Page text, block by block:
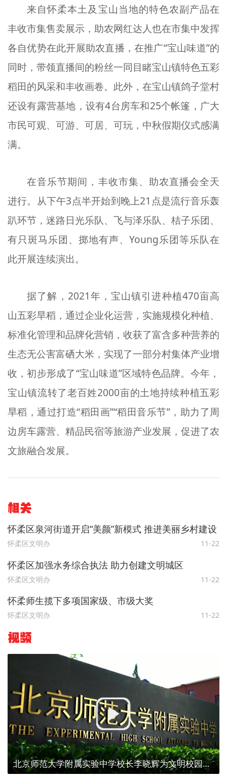
来自怀柔本土及宝山当地的特色农副产品在
丰收市集售卖展示，助农网红达人也在市集中发挥
各自优势在此开展助农直播，在推广“宝山味道”的
同时，带领直播间的粉丝一同目睹宝山镇特色五彩
稻田的风采和丰收画卷。此外，在宝山镇鸽子堂村
还设有露营基地，设有4台房车和25个帐篷，广大
市民可观、可游、可居、可玩，中秋假期仪式感满
满。
在音乐节期间，丰收市集、助农直播会全天
进行。从下午3点半开始到晚上21点是流行音乐轰
趴环节，迷路日光乐队、飞与泽乐队、桔子乐团、
有只斑马乐团、掷地有声、Young乐团等乐队在
此开展连续演出。
据了解，2021年，宝山镇引进种植470亩高
山五彩旱稻，通过企业化运营，实施规模化种植、
标准化管理和品牌化营销，收获了富含多种营养的
生态无公害富硒大米，实现了一部分村集体产业增
收，初步形成了“宝山味道”区域特色品牌。今年，
宝山镇流转了老百姓2000亩的土地持续种植五彩
旱稻，通过打造“稻田画”“稻田音乐节”，助力了周
边房车露营、精品民宿等旅游产业发展，促进了农
文旅融合发展。
相关
怀柔区泉河街道开启“美颜”新模式 推进美丽乡村建设
怀柔区文明办 11-22
怀柔区加强水务综合执法 助力创建文明城区
怀柔区文明办 11-22
怀柔师生揽下多项国家级、市级大奖
怀柔区文明办 11-22
视频
北京师范大学附属实验中学校长李晓辉为文明校园代言